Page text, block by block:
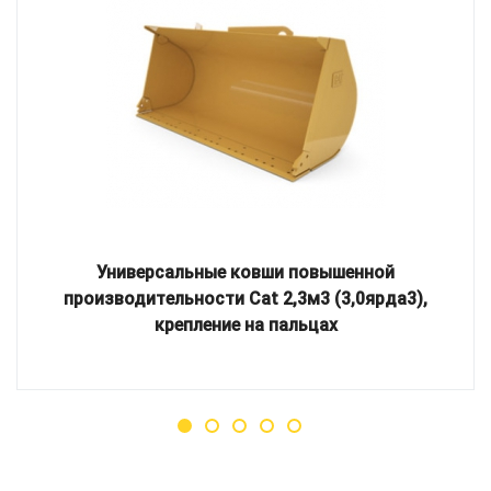
Универсальные ковши повышенной
производительности Cat 2,3м3 (3,0ярда3),
крепление на пальцах